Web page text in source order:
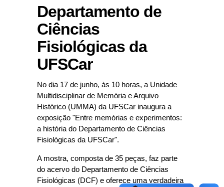
Departamento de
Ciências
Fisiológicas da
UFSCar
No dia 17 de junho, às 10 horas, a Unidade
Multidisciplinar de Memória e Arquivo
Histórico (UMMA) da UFSCar inaugura a
exposição "Entre memórias e experimentos:
a história do Departamento de Ciências
Fisiológicas da UFSCar".
A mostra, composta de 35 peças, faz parte
do acervo do Departamento de Ciências
Fisiológicas (DCF) e oferece uma verdadeira